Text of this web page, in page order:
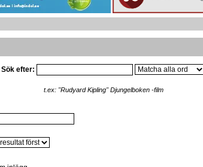
Sök efter:
t.ex: "Rudyard Kipling" Djungelboken -film